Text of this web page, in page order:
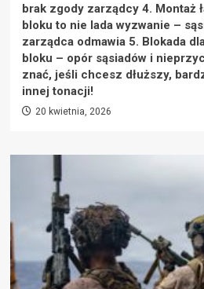
brak zgody zarządcy 4. Montaż
bloku to nie lada wyzwanie –
zarządca odmawia 5. Blokada
bloku – opór sąsiadów i
znać, jeśli chcesz dłuższy,
innej tonacji!
20 kwietnia, 2026